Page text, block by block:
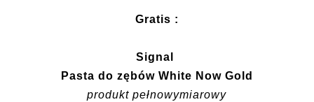
Gratis :
Signal
Pasta do zębów White Now Gold
produkt pełnowymiarowy